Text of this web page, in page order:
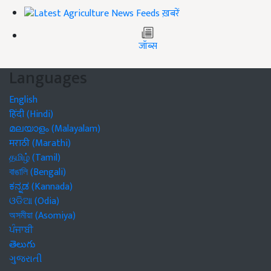
ख़बरें
जॉब्स
Languages
English
हिंदी (Hindi)
മലയാളം (Malayalam)
मराठी (Marathi)
தமிழ் (Tamil)
বাঙালি (Bengali)
ಕನ್ನಡ (Kannada)
ଓଡିଆ (Odia)
অসমীয়া (Asomiya)
ਪੰਜਾਬੀ
తెలుగు
ગુજરાતી